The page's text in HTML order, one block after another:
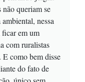
não queriam se
nessa
ficar em um
com ruralistas
E como bem disse
do fato de